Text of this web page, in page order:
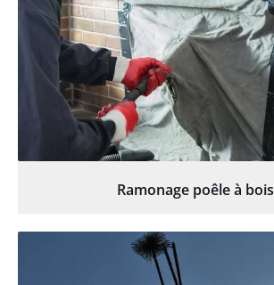
Ramonage poêle à bois